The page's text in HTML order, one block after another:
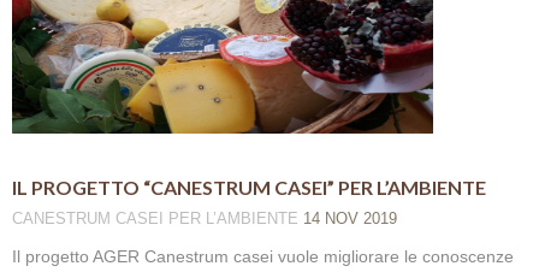
IL PROGETTO “CANESTRUM CASEI” PER L’AMBIENTE
CANESTRUM CASEI PER L’AMBIENTE 14 NOV 2019
Il progetto AGER Canestrum casei vuole migliorare le conoscenze